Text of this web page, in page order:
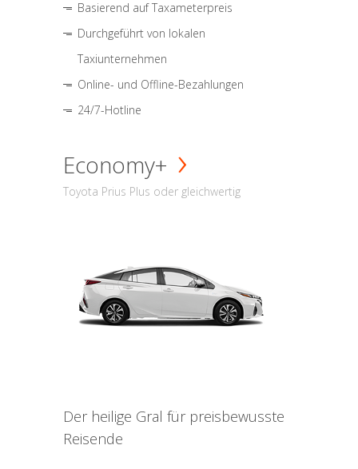
Basierend auf Taxameterpreis
Durchgeführt von lokalen
Taxiunternehmen
Online- und Offline-Bezahlungen
24/7-Hotline
Economy+
Toyota Prius Plus oder gleichwertig
Der heilige Gral für preisbewusste
Reisende